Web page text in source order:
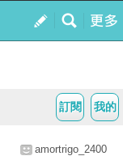
我的
訂閱
amortrigo_2400